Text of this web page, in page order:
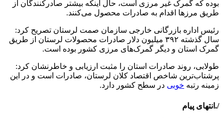
بوده که گمرک غیر مرزی است، حال اینکه بیشتر صادرکنندگان از
طریق مرزها اقدام به صادرات محصول می‌کنند.
رئیس اداره بازرگانی خارجی سازمان صمت لرستان تصریح کرد:
سال گذشته ۳۹۲ میلیون دلار صادرات محصولات لرستان از طریق
گمرک استان و دیگر گمرک‌های مرزی کشور بوده است.
طولابی، روند صادرات استان را مثبت ارزیابی و خاطرنشان کرد:
پرشتاب‌ترین شاخص اقتصاد کلان لرستان، صادرات است و در این
زمینه رتبه خوبی در سطح کشور دارد.
/.انتهای پیام